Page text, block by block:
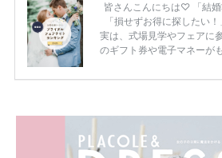
皆さんこんにちは♡ 「結婚
「損せずお得に探したい
実は、式場見学やフェアに
のギフト券や電子マネーが
ため、比較せずに選ぶと
内容：特典金額・条件・応
一番お得？」「プラコレの